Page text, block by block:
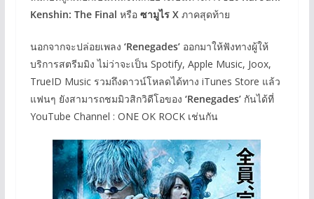
Kenshin: The Final หรือ ซามูไร Xภาคสุดท้าย
นอกจากจะปล่อยเพลง ‘Renegades’ออกมาให้ฟังทางผู้ให้
บริการสตรีมมิง ไม่ว่าจะเป็น Spotify, Apple Music, Joox,
TrueID Music รวมถึงดาวน์โหลดได้ทาง iTunes Store แล้ว
แฟนๆ ยังสามารถชมมิวสิกวิดีโอของ ‘Renegades’กันได้ที่
YouTube Channel : ONE OK ROCK เช่นกัน